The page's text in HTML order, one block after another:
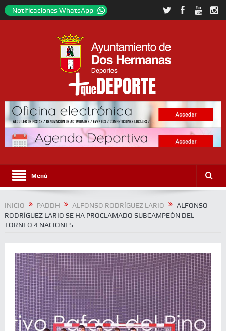
Notificaciones WhatsApp
Menú
INICIO PADDH ALFONSO RODRÍGUEZ LARIO
ALFONSO
RODRÍGUEZ LARIO SE HA PROCLAMADO SUBCAMPEÓN DEL
TORNEO 4 NACIONES